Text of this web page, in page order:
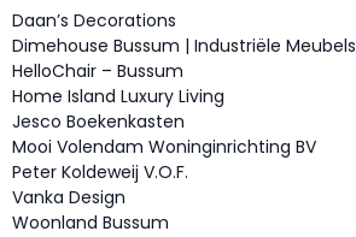
Daan’s Decorations
Dimehouse Bussum | Industriële Meubels
HelloChair – Bussum
Home Island Luxury Living
Jesco Boekenkasten
Mooi Volendam Woninginrichting BV
Peter Koldeweij V.O.F.
Vanka Design
Woonland Bussum